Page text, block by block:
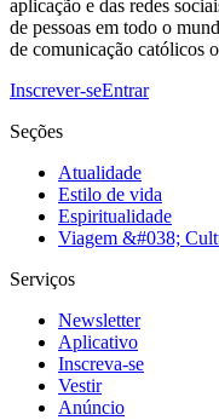
aplicação e das redes
de pessoas em todo o
de comunicação católicos
Inscrever-seEntrar
Seções
Atualidade
Estilo de vida
Espiritualidade
Viagem &#038;
Serviços
Newsletter
Aplicativo
Inscreva-se
Vestir
Anúncio